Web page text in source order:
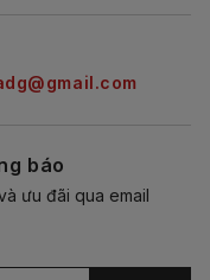
báo
ưu đãi qua email